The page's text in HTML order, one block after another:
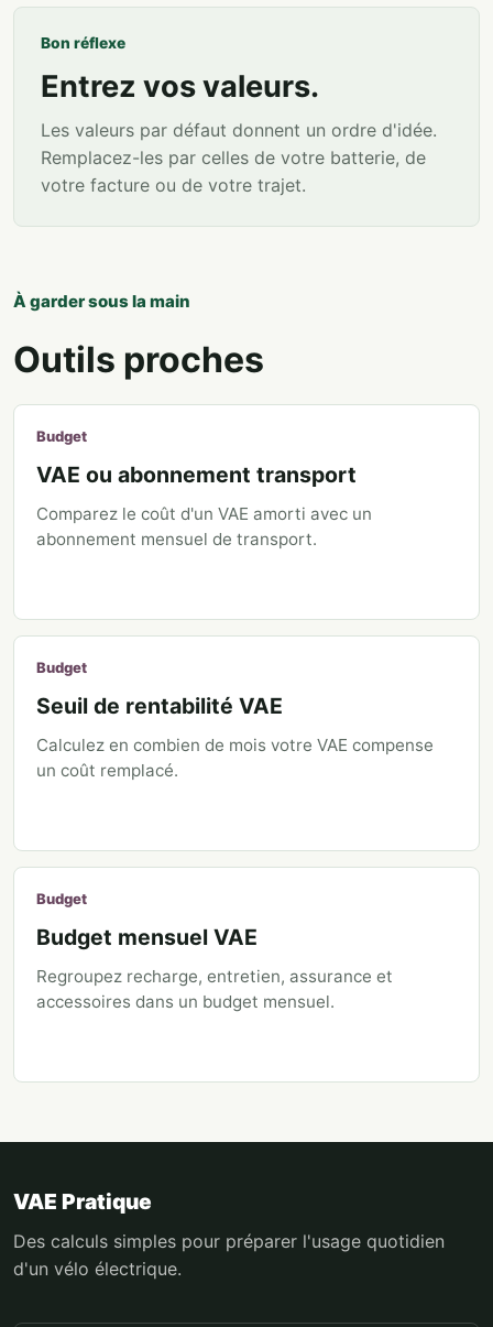
Bon réflexe
Entrez vos valeurs.
Les valeurs par défaut donnent un ordre d'idée.
Remplacez-les par celles de votre batterie, de
votre facture ou de votre trajet.
À garder sous la main
Outils proches
Budget
VAE ou abonnement transport
Comparez le coût d'un VAE amorti avec un
abonnement mensuel de transport.
Budget
Seuil de rentabilité VAE
Calculez en combien de mois votre VAE compense
un coût remplacé.
Budget
Budget mensuel VAE
Regroupez recharge, entretien, assurance et
accessoires dans un budget mensuel.
VAE Pratique
Des calculs simples pour préparer l'usage quotidien
d'un vélo électrique.